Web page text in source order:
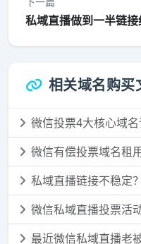
相关域名购买
微信投票4大核心域名详解：主域
微信有偿投票域名租
私域直播链接不稳定？
微信私域直播投票活
最近微信私域直播老